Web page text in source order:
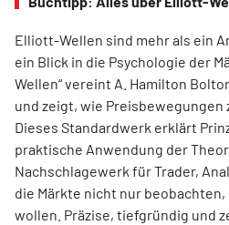
Elliott-Wellen sind mehr als ein
ein Blick in die Psychologie der
Wellen“ vereint A. Hamilton
und zeigt, wie Preisbewegungen
Dieses Standardwerk erklärt
praktische Anwendung der
Nachschlagewerk für Trader,
die Märkte nicht nur
wollen. Präzise, tiefgründig und